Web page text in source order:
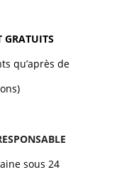
GRATUITS
qu’après de
sous 24